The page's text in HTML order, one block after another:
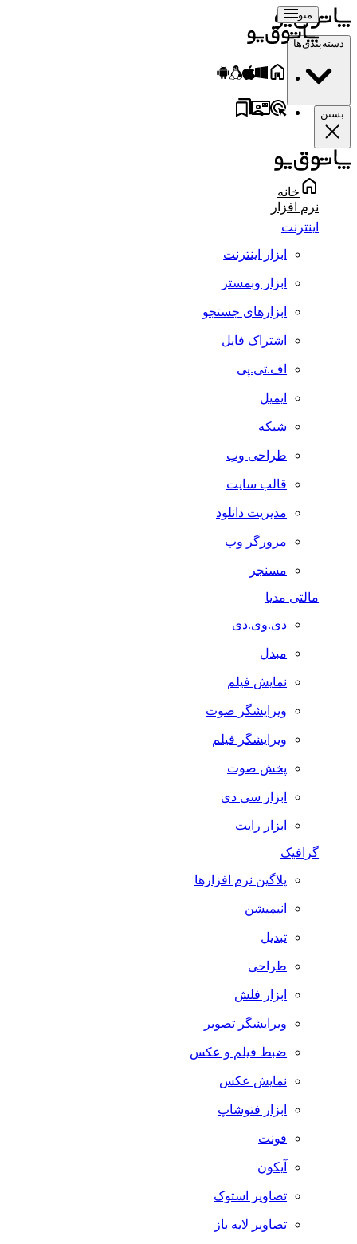
منو
خانه
نرم افزار
اینترنت
ابزار اینترنت
ابزار وبمستر
ابزارهای جستجو
اشتراک فایل
اف.تی.پی
ایمیل
شبکه
طراحی وب
قالب سایت
مدیریت دانلود
مرورگر وب
مسنجر
مالتی مدیا
دی.وی.دی
مبدل
نمایش فیلم
ویرایشگر صوت
ویرایشگر فیلم
پخش صوت
ابزار سی دی
ابزار رایت
گرافیک
پلاگین نرم افزارها
انیمیشن
تبدیل
طراحی
ابزار فلش
ویرایشگر تصویر
ضبط فيلم و عكس
نمایش عکس
ابزار فتوشاپ
فونت
آیکون
تصاویر استوک
تصاویر لایه باز